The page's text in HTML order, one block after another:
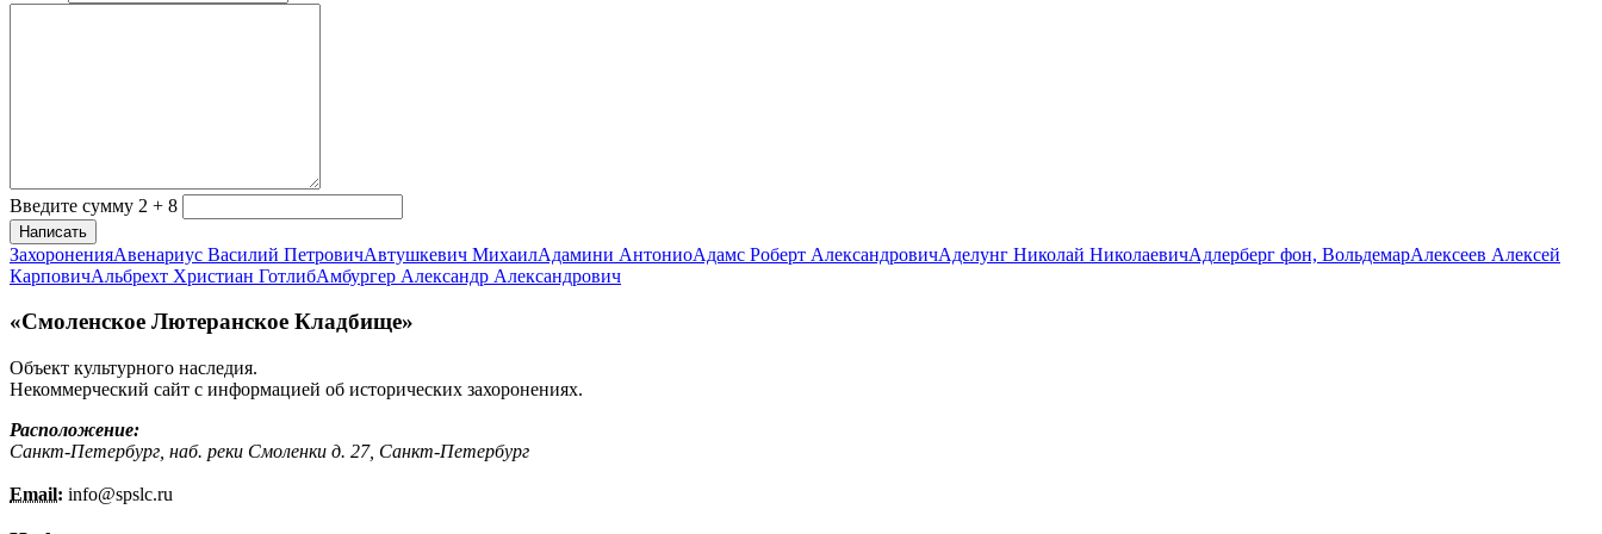
Введите сумму 2 + 8
Написать
ЗахороненияАвенариус Василий ПетровичАвтушкевич МихаилАдамини АнтониоАдамс Роберт АлександровичАделунг Николай НиколаевичАдлерберг фон, ВольдемарАлексеев Алексей
КарповичАльбрехт Христиан ГотлибАмбургер Александр Александрович
«Смоленское Лютеранское Кладбище»
Объект культурного наследия.
Некоммерческий сайт с информацией об исторических захоронениях.
Расположение:
Санкт-Петербург, наб. реки Смоленки д. 27, Санкт-Петербург
Email: info@spslc.ru